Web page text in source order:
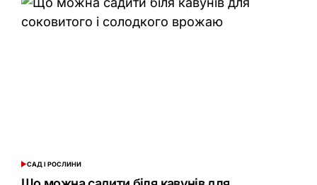
ОПУБЛІКУВАТИ
У
САД І РОСЛИНИ